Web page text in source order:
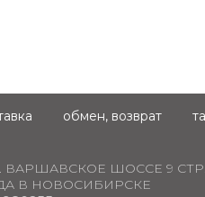
обмен, возврат
ВАРШАВСКОЕ ШОССЕ 9 СТР.
В НОВОСИБИРСКЕ